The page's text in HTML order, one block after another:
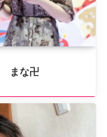
まな卍